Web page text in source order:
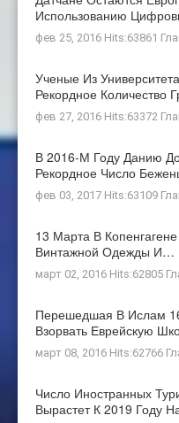
Использованию
фев 25, 2016 Hits:63861
Ученые Из
Рекордное Количество
фев 27, 2016 Hits:63372
В 2016-М Году Данию
Рекордное Число
фев 03, 2017 Hits:63109
13 Марта В
Винтажной Одежды И…
март 02, 2016 Hits:62805
Перешедшая В Ислам
Взорвать Еврейскую
март 08, 2016 Hits:62766
Число Иностранных
Вырастет К 2019 Году